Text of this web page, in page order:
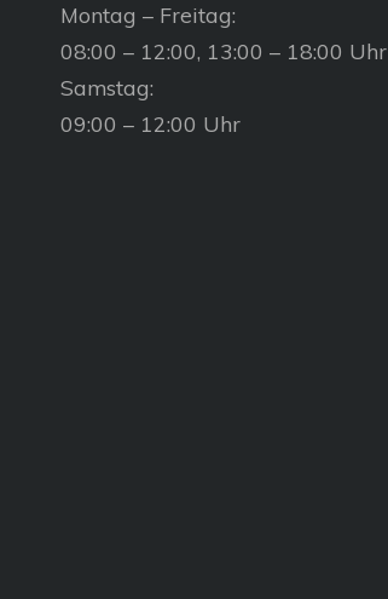
Montag – Freitag:
08:00 – 12:00, 13:00 – 18:00 Uhr
Samstag:
09:00 – 12:00 Uhr